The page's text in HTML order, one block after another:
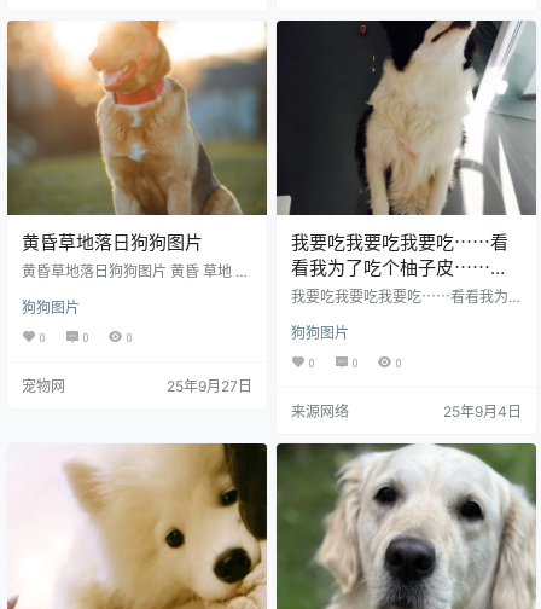
电脑和手机图片软件编辑和修改。
费下载，支持电脑和手机图片软件
黄昏草地落日狗狗图片
黄昏草地落日狗狗图片 黄昏 草地 落
犬 萌犬 犬类 可爱小狗 小动物 动物
生物世界 摄影 图片大全 高清图片下
载编号为23032434767，图片格式
x1280，1280x1920，4480x6720
狗狗图片
0 0 0
宠物网 25年9月27日
我要吃我要吃我要吃⋯⋯看
看我为了吃个柚子皮⋯⋯我
容易吗!你们吃柚子不说，我
好悲伤啊
我要吃我要吃我要吃⋯⋯看看我为
柚子不说，我就要吃个皮也这么
难⋯⋯我好
狗狗图片
0 0 0
来源网络 25年9月4日